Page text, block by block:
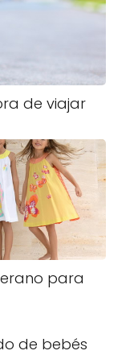
de viajar
para
de bebés